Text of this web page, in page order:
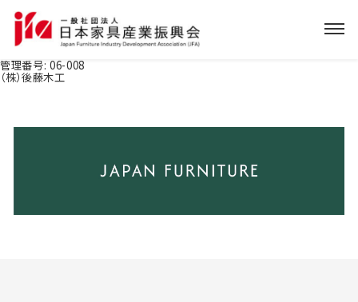
管理番号: 06-008
（株）後藤木工